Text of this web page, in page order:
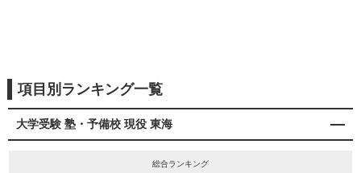
項目別ランキング一覧
大学受験 塾・予備校 現役 東海
総合ランキング